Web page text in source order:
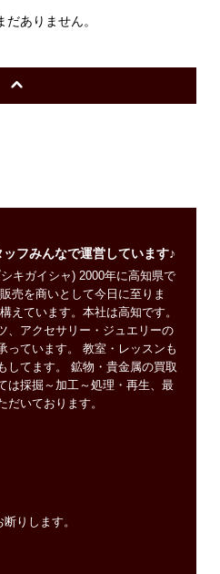
ありません。
フみんなで運営しています♪
キガイシャ) 2000年に高知県で
売を商いとして今日に至りま
えています。本社は高知です。
、アクセサリー・ジュエリーの
っています。 教室・レッスンも
してます。 鉱物・貴金属の買取
は採掘～加工～処理・再生、最
だいております。
りします。